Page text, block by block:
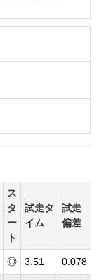
ス
タ
ー
ト
試走タ
イム
試走
偏差
◎ 3.51 0.078